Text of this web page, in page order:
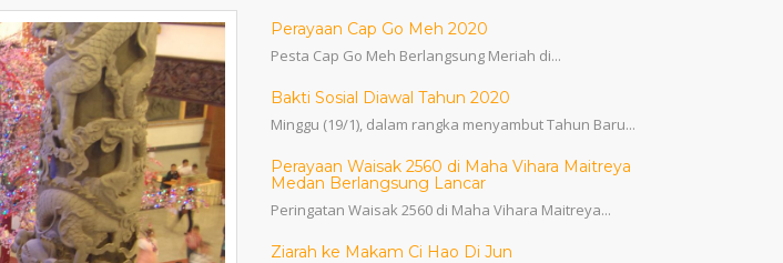
Perayaan Cap Go Meh 2020
Pesta Cap Go Meh Berlangsung Meriah di...
Bakti Sosial Diawal Tahun 2020
Minggu (19/1), dalam rangka menyambut Tahun Baru...
Perayaan Waisak 2560 di Maha Vihara Maitreya
Medan Berlangsung Lancar
Peringatan Waisak 2560 di Maha Vihara Maitreya...
Ziarah ke Makam Ci Hao Di Jun